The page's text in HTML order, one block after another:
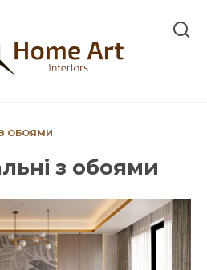
З ОБОЯМИ
з обоями